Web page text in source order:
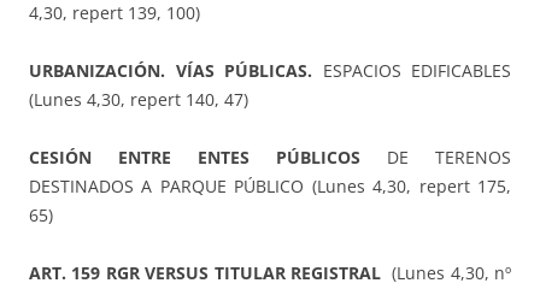
4,30, repert 139, 100)
URBANIZACIÓN. VÍAS PÚBLICAS. ESPACIOS EDIFICABLES
(Lunes 4,30, repert 140, 47)
CESIÓN ENTRE ENTES PÚBLICOS DE TERENOS
DESTINADOS A PARQUE PÚBLICO (Lunes 4,30, repert 175,
65)
ART. 159 RGR VERSUS TITULAR REGISTRAL (Lunes 4,30, nº